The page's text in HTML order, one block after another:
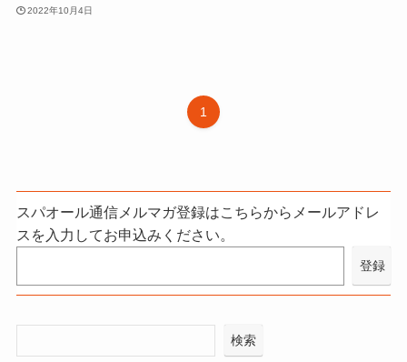
2022年10月4日
1
スパオール通信メルマガ登録はこちらからメールアドレ
スを入力してお申込みください。
検索